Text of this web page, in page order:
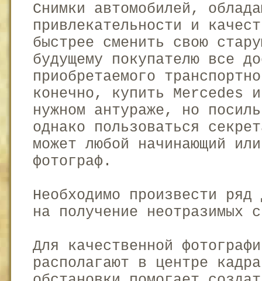
Снимки автомобилей,
привлекательности и
быстрее сменить свою
будущему покупателю все
приобретаемого
конечно, купить Mercedes
нужном антураже, но
однако пользоваться
может любой начинающий
фотограф.
Необходимо произвести
на получение неотразимых
Для качественной
располагают в центре